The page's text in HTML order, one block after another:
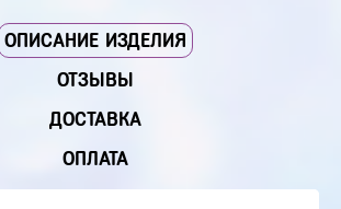
ОПИСАНИЕ ИЗДЕЛИЯ
ОТЗЫВЫ
ДОСТАВКА
ОПЛАТА